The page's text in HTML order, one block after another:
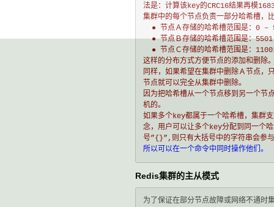
法是：计算该key的CRC16结果再模
集群中的每个节点负责一部分哈希槽，
  ● 节点Ａ存储的哈希槽范围是：
0 –
  ● 节点Ｂ存储的哈希槽范围是：
  ● 节点Ｃ存储的哈希槽范围是：
这样的分布方式方便节点的添加和删除
同样，如果希望在集群中删除Ａ节点，
节点就可以完全从集群中删除。
因为把哈希槽从一个节点移到另一个节
机的。
如果多个key都属于一个哈希槽，集群
念，用户可以让多个key分配到同一个
号”{}”,则只有大括号中的字符串会参
所以可以在一个命令中同时操作他们。
Redis集群的主从模式
为了保证在部分节点故障或网络不通时